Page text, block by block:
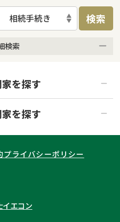
相続手続き 検索
検索
土日祝の相談可能
を探す
青森県
宮城県
神奈川県
群馬県
山梨県
京都府
を探す
遺産分割
成年後見・任意後見
プライバシーポリシー
イエコン